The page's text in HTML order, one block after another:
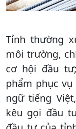
Tỉnh thường
môi trường,
cơ hội đầu
phẩm phục vụ
ngữ tiếng
kêu gọi đầu